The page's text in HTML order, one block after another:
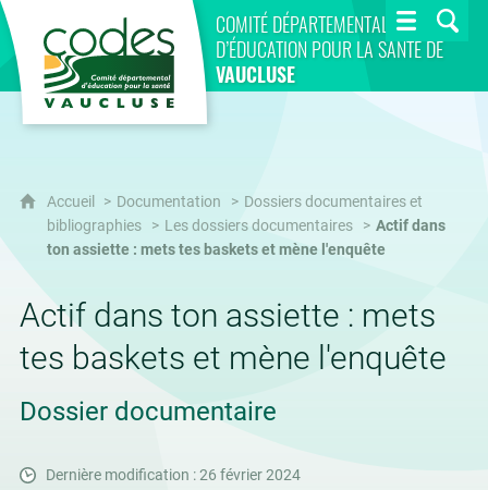
COMITÉ DÉPARTEMENTAL
D’ÉDUCATION POUR LA SANTÉ DE
VAUCLUSE
CoDES 84
Accueil Documentation
Dossiers documentaires et
bibliographies
Les dossiers documentaires
Actif dans
ton assiette : mets tes baskets et mène l'enquête
Actif dans ton assiette : mets
tes baskets et mène l'enquête
Dossier documentaire
Dernière modification : 26 février 2024